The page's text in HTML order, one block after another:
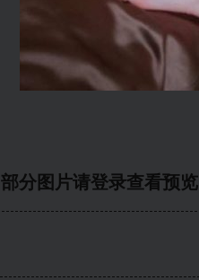
部分图片请登录查看预览